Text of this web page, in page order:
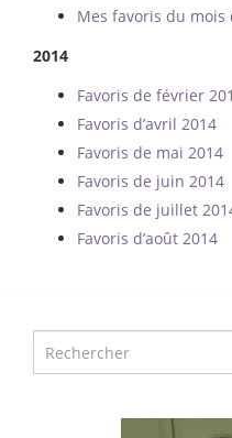
Mes favoris du mois
2014
Favoris de février
Favoris d’avril 2014
Favoris de mai 2014
Favoris de juin 2014
Favoris de juillet
Favoris d’août 2014
pour